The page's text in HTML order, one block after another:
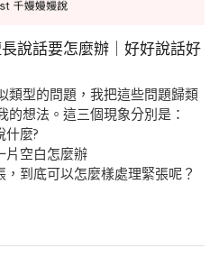
說話要怎麼辦｜好好說話好
類型的問題，我把這些問題歸類
想法。這三個現象分別是：
什麼?
片空白怎麼辦
到底可以怎麼樣處理緊張呢？